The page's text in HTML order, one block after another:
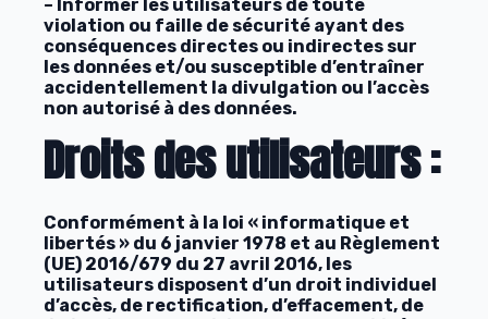
– Informer les utilisateurs de toute
violation ou faille de sécurité ayant des
conséquences directes ou indirectes sur
les données et/ou susceptible d’entraîner
accidentellement la divulgation ou l’accès
non autorisé à des données.
Droits des utilisateurs :
Conformément à la loi « informatique et
libertés » du 6 janvier 1978 et au Règlement
(UE) 2016/679 du 27 avril 2016, les
utilisateurs disposent d’un droit individuel
d’accès, de rectification, d’effacement, de